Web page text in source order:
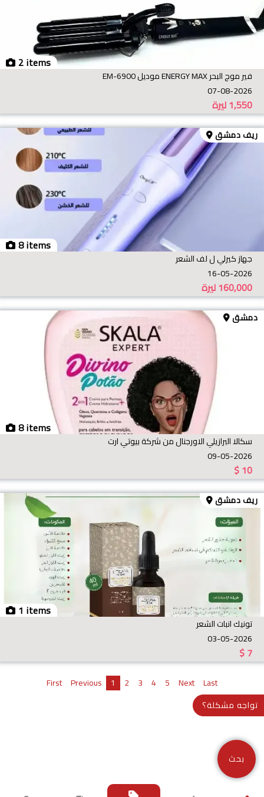
2 items
فير موج البحر ENERGY MAX موديل EM-6900
07-08-2026
ليرة1,550
8 items
ريف دمشق
جهاز كيرلي ل لف الشعر
16-05-2026
ليرة160,000
8 items
دمشق
سكالا البرازيلي الاورجنال من شركة بيوتي ارت
09-05-2026
$10
1 items
ريف دمشق
تونيك انبات الشعر
03-05-2026
$7
First Previous 1 2 3 4 5 Next Last
بحث
تواجه مشكلة؟